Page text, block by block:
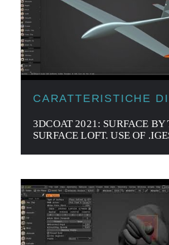
CARATTERISTICHE
3DCOAT 2021: SURFACE
SURFACE LOFT. USE OF